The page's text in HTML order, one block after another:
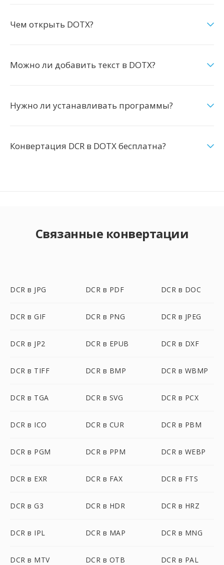
Чем открыть DOTX?
Можно ли добавить текст в DOTX?
Нужно ли устанавливать программы?
Конвертация DCR в DOTX бесплатна?
Связанные конвертации
DCR в JPG DCR в PDF DCR в DOC
DCR в GIF DCR в PNG DCR в JPEG
DCR в JP2 DCR в EPUB DCR в DXF
DCR в TIFF DCR в BMP DCR в WBMP
DCR в TGA DCR в SVG DCR в PCX
DCR в ICO DCR в CUR DCR в PBM
DCR в PGM DCR в PPM DCR в WEBP
DCR в EXR DCR в FAX DCR в FTS
DCR в G3 DCR в HDR DCR в HRZ
DCR в IPL DCR в MAP DCR в MNG
DCR в MTV DCR в OTB DCR в PAL